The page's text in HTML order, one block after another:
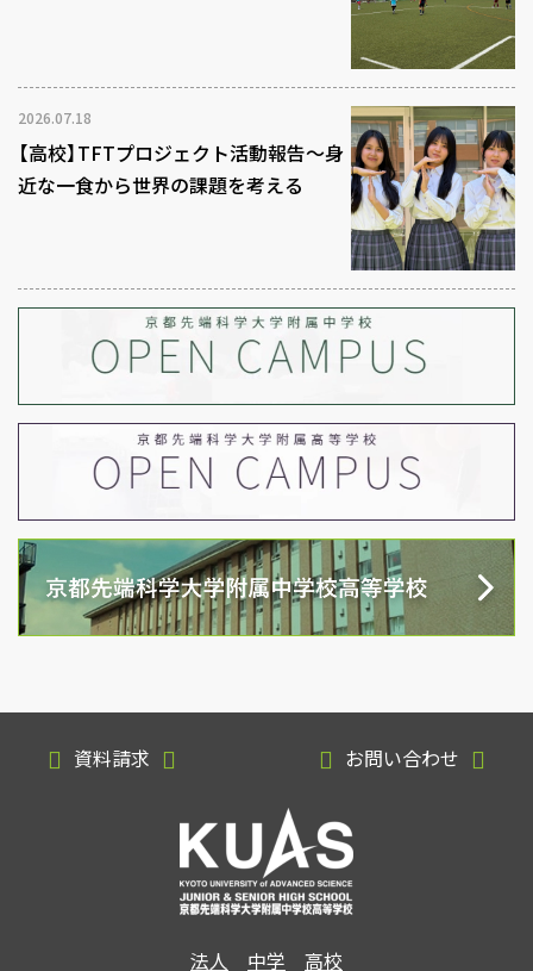
2026.07.18
【高校】TFTプロジェクト活動報告～身
近な一食から世界の課題を考える
資料請求 お問い合わせ
法人 中学 高校